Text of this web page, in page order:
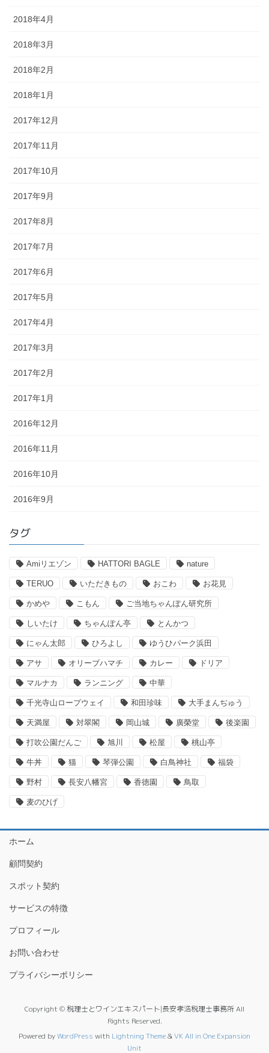
2018年4月
2018年3月
2018年2月
2018年1月
2017年12月
2017年11月
2017年10月
2017年9月
2017年8月
2017年7月
2017年6月
2017年5月
2017年4月
2017年3月
2017年2月
2017年1月
2016年12月
2016年11月
2016年10月
2016年9月
タグ
Amiリエゾン HATTORI BAGLE nature
TERUO いただきもの おこわ お花見
かめや こもん ご当地ちゃんぽん研究所
しいたけ ちゃんぽん亭 とんかつ
にゃん太郎 ひろよし ゆうひパーク浜田
アサ オリーブハマチ カレー ドリア
マルナカ ランニング 中華
千光寺山ロープウェイ 和田珍味 大手まんぢゅう
天満屋 対翠閣 岡山城 廣榮堂 後楽園
打吹公園だんご 旭川 松屋 桃山亭
牛丼 猫 琴弾公園 白鳥神社 福袋
野村 長安八幡宮 香徳園 鳥取
麦のひげ
ホーム
顧問契約
スポット契約
サービスの特徴
プロフィール
お問い合わせ
プライバシーポリシー
Copyright © 税理士とワインエキスパート|長安孝浩税理士事務所 All
Rights Reserved.
Powered byWordPress with Lightning Theme&VK All in One Expansion
Unit